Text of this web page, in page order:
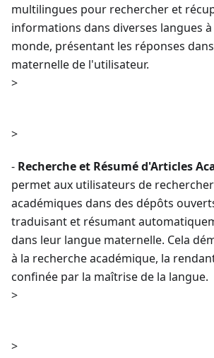
multilingues pour rechercher et
informations dans diverses langues
monde, présentant les réponses
maternelle de l'utilisateur.
>
>
- Recherche et Résumé d'Articles
permet aux utilisateurs de
académiques dans des dépôts
traduisant et résumant
dans leur langue maternelle. Cela
à la recherche académique, la
confinée par la maîtrise de la langue.
>
>